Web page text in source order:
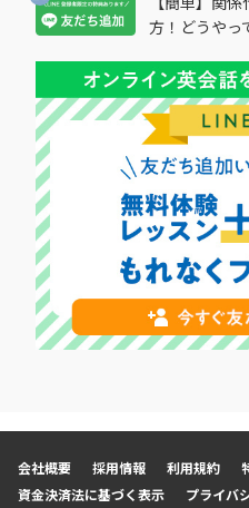
方！どうやっ
会社概要 採用情報 利用規約
資金決済法に基づく表示
プライバ